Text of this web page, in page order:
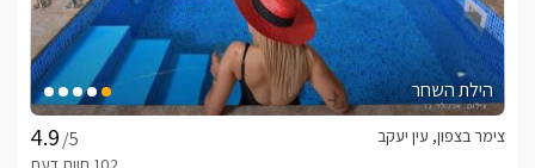
הילת השחר
/5
צימר בצפון, עין יעקב